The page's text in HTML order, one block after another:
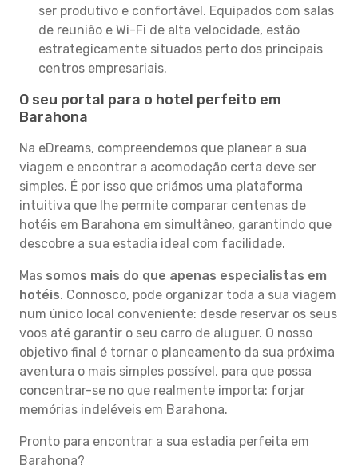
ser produtivo e confortável. Equipados com salas
de reunião e Wi-Fi de alta velocidade, estão
estrategicamente situados perto dos principais
centros empresariais.
O seu portal para o hotel perfeito em
Barahona
Na eDreams, compreendemos que planear a sua
viagem e encontrar a acomodação certa deve ser
simples. É por isso que criámos uma plataforma
intuitiva que lhe permite comparar centenas de
hotéis em Barahona em simultâneo, garantindo que
descobre a sua estadia ideal com facilidade.
Mas somos mais do que apenas especialistas em
hotéis. Connosco, pode organizar toda a sua viagem
num único local conveniente: desde reservar os seus
voos até garantir o seu carro de aluguer. O nosso
objetivo final é tornar o planeamento da sua próxima
aventura o mais simples possível, para que possa
concentrar-se no que realmente importa: forjar
memórias indeléveis em Barahona.
Pronto para encontrar a sua estadia perfeita em
Barahona?